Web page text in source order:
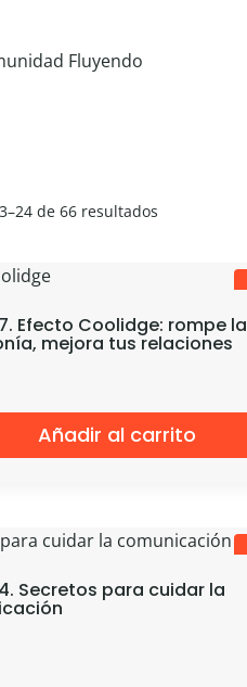
de 66 resultados
Efecto Coolidge: rompe la
mejora tus relaciones
Añadir al carrito
Secretos para cuidar la